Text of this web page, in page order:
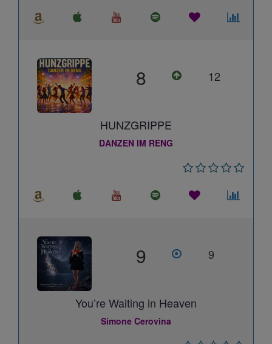
8 12
HUNZGRIPPE
DANZEN IM RENG
9 9
You’re Waiting in Heaven
Simone Cerovina